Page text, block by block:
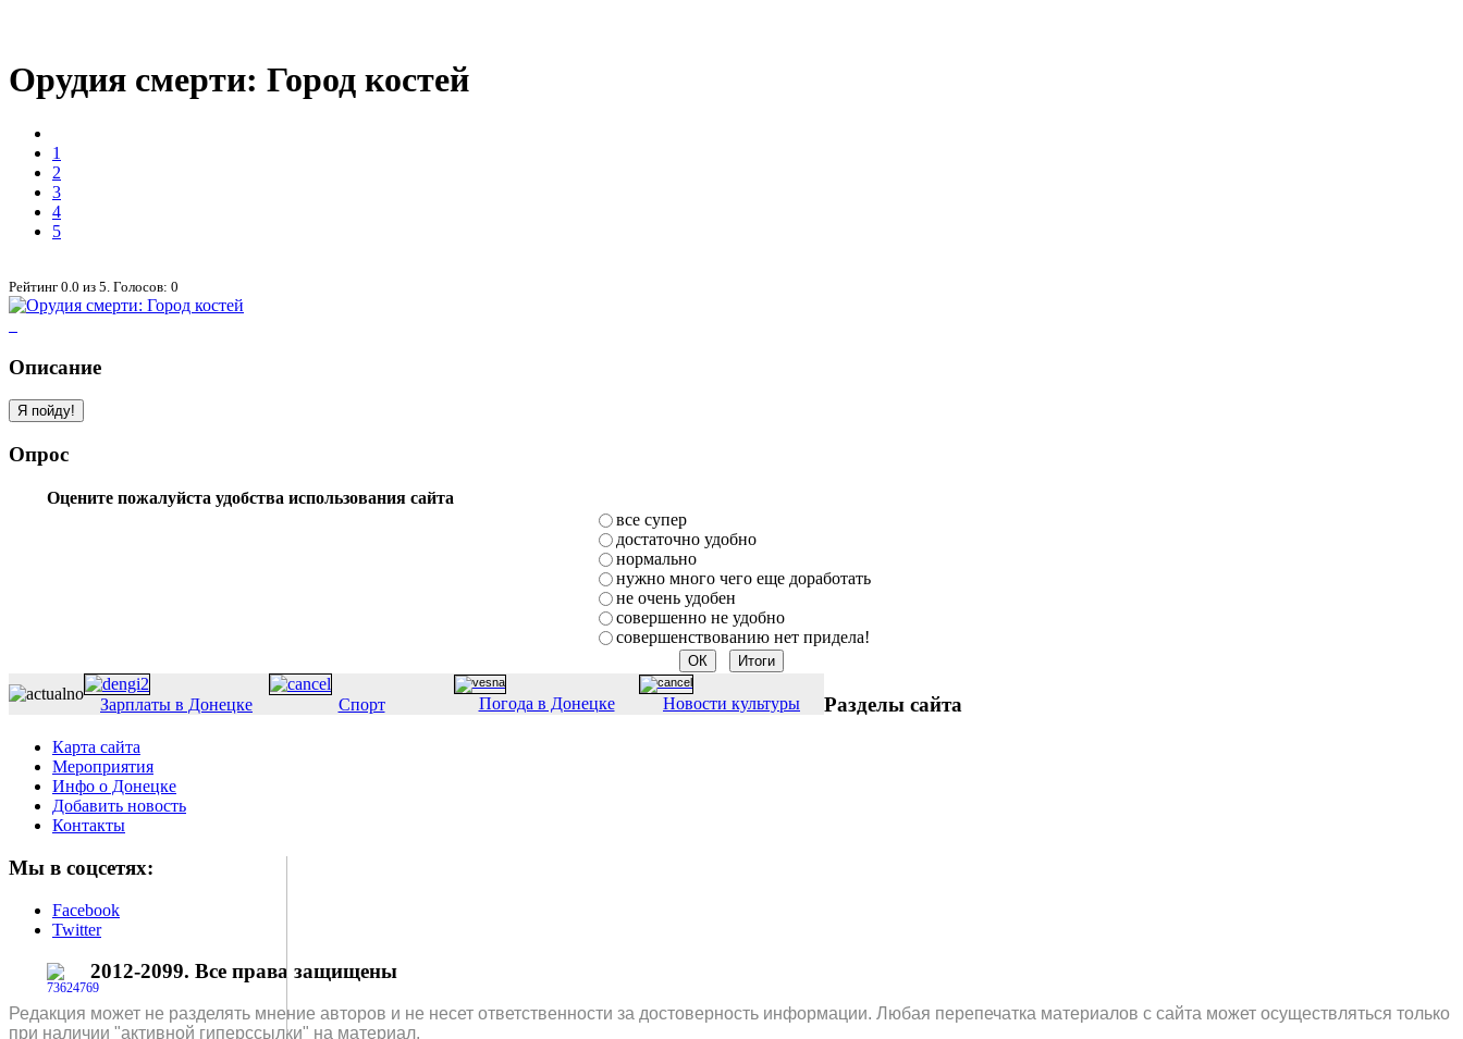
Орудия смерти: Город костей
1
2
3
4
5
Рейтинг 0.0 из 5 . Голосов: 0
Описание
Опрос
Оцените пожалуйста удобства использования сайта
все супер
достаточно удобно
нормально
нужно много чего еще доработать
не очень удобен
совершенно не удобно
совершенствованию нет придела!
Зарплаты в Донецке Спорт Погода в Донецке Новости культуры Разделы сайта
Карта сайта
Мероприятия
Инфо о Донецке
Добавить новость
Контакты
Мы в соцсетях:
Facebook
Twitter
2012-2099. Все права защищены
Редакция может не разделять мнение авторов и не несет ответственности за достоверность информации. Любая перепечатка материалов с сайта может осуществляться только
при наличии "активной гиперссылки" на материал.